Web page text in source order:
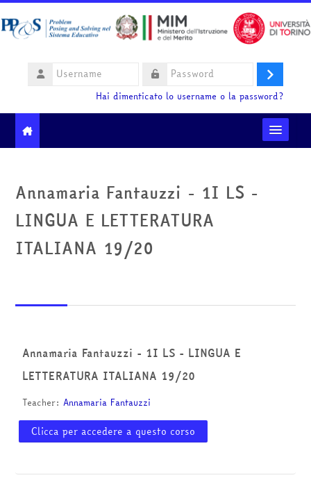
Username
Login
Hai dimenticato lo username o la password?
Ministero dell'Istruzione e del Merito
Annamaria Fantauzzi - 1I LS -
LINGUA E LETTERATURA
ITALIANA 19/20
Annamaria Fantauzzi - 1I LS - LINGUA E
LETTERATURA ITALIANA 19/20
Teacher:Annamaria Fantauzzi
Clicca per accedere a questo corso